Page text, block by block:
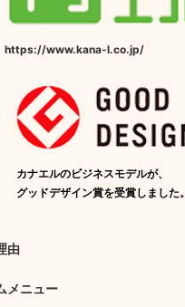
https://www.kana-l.co.jp/
カナエルのビジネスモデルが、
グッドデザイン賞を受賞しました。
由
メニュー